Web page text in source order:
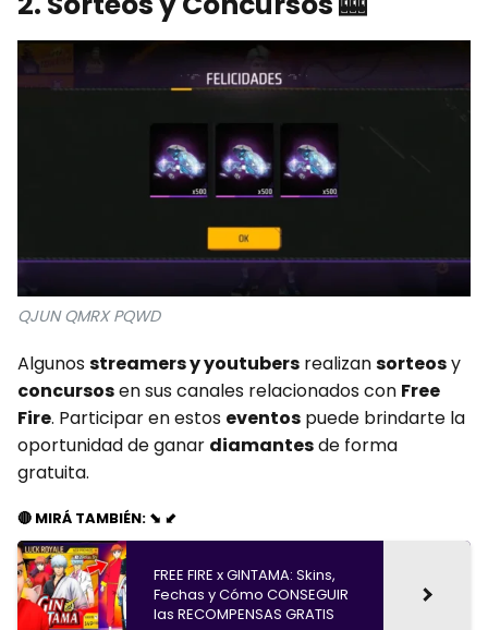
QJUN QMRX PQWD
Algunosstreamers y youtubers realizansorteosy
concursosen sus canales relacionados con Free
Fire. Participar en estos eventos puede brindarte la
oportunidad de ganar diamantesde forma
gratuita.
🔴 MIRÁ TAMBIÉN: ⬊ ⬋
FREE FIRE x GINTAMA: Skins,
Fechas y Cómo CONSEGUIR
las RECOMPENSAS GRATIS